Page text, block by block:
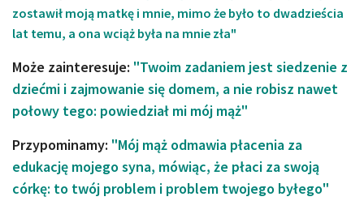
zostawił moją matkę i mnie, mimo że było to dwadzieścia
lat temu, a ona wciąż była na mnie zła"
Może zainteresuje: "Twoim zadaniem jest siedzenie z
dziećmi i zajmowanie się domem, a nie robisz nawet
połowy tego: powiedział mi mój mąż"
Przypominamy: "Mój mąż odmawia płacenia za
edukację mojego syna, mówiąc, że płaci za swoją
córkę: to twój problem i problem twojego byłego"